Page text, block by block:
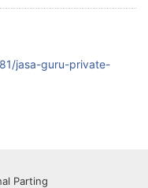
jasa-guru-private-
Parting